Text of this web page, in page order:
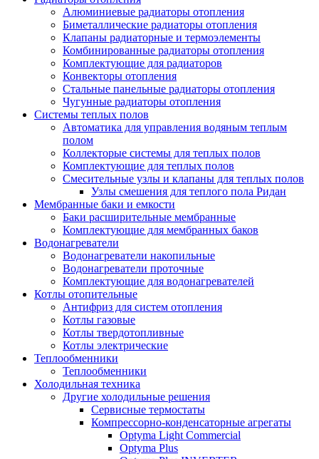
Алюминиевые радиаторы отопления
Биметаллические радиаторы отопления
Клапаны радиаторные и термоэлементы
Комбинированные радиаторы отопления
Комплектующие для радиаторов
Конвекторы отопления
Стальные панельные радиаторы отопления
Чугунные радиаторы отопления
Системы теплых полов
Автоматика для управления водяным теплым
полом
Коллекторые системы для теплых полов
Комплектующие для теплых полов
Смесительные узлы и клапаны для теплых полов
Узлы смешения для теплого пола Ридан
Мембранные баки и емкости
Баки расширительные мембранные
Комплектующие для мембранных баков
Водонагреватели
Водонагреватели накопильные
Водонагреватели проточные
Комплектующие для водонагревателей
Котлы отопительные
Антифриз для систем отопления
Котлы газовые
Котлы твердотопливные
Котлы электрические
Теплообменники
Теплообменники
Холодильная техника
Другие холодильные решения
Сервисные термостаты
Компрессорно-конденсаторные агрегаты
Optyma Light Commercial
Optyma Plus